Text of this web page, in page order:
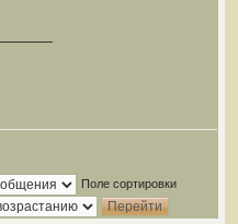
Поле сортировки